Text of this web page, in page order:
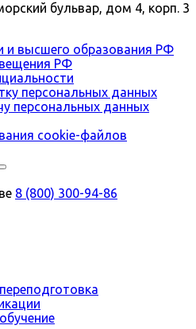
бульвар, дом 4, корп. 3
и высшего образования РФ
РФ
персональных данных
персональных данных
сookie-файлов
8 (800) 300-94-86